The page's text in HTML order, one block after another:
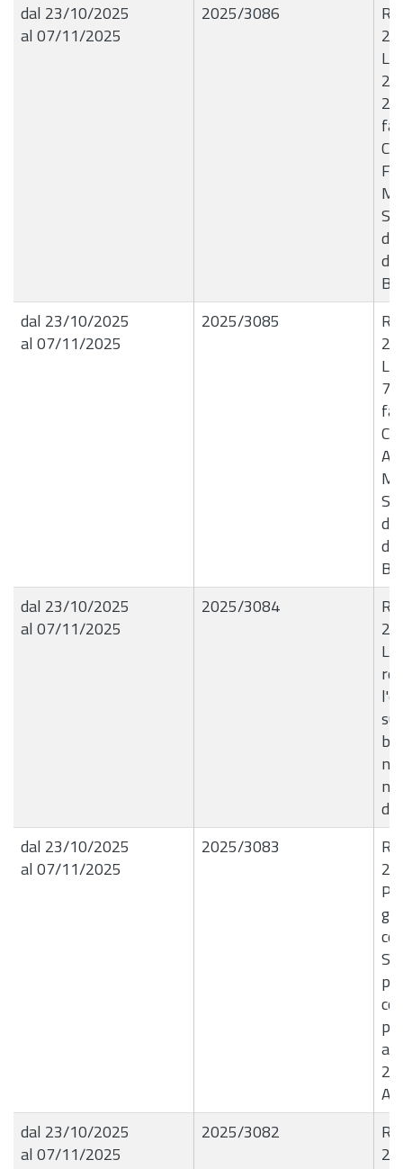
dal 23/10/2025
al 07/11/2025
2025/3086
di
dal 23/10/2025
al 07/11/2025
2025/3085
di
dal 23/10/2025
al 07/11/2025
2025/3084
dal 23/10/2025
al 07/11/2025
2025/3083
dal 23/10/2025
al 07/11/2025
2025/3082